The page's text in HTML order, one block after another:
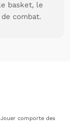
basket, le
combat.
comporte des